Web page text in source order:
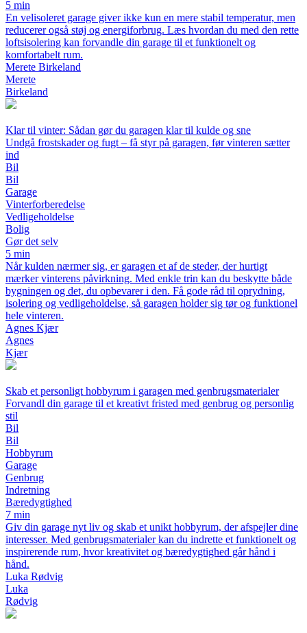
5 min
En velisoleret garage giver ikke kun en mere stabil temperatur, men
reducerer også støj og energiforbrug. Læs hvordan du med den rette
loftsisolering kan forvandle din garage til et funktionelt og
komfortabelt rum.
Merete Birkeland
Merete
Birkeland
Klar til vinter: Sådan gør du garagen klar til kulde og sne
Undgå frostskader og fugt – få styr på garagen, før vinteren sætter
ind
Bil
Bil
Garage
Vinterforberedelse
Vedligeholdelse
Bolig
Gør det selv
5 min
Når kulden nærmer sig, er garagen et af de steder, der hurtigt
mærker vinterens påvirkning. Med enkle trin kan du beskytte både
bygningen og det, du opbevarer i den. Få gode råd til oprydning,
isolering og vedligeholdelse, så garagen holder sig tør og funktionel
hele vinteren.
Agnes Kjær
Agnes
Kjær
Skab et personligt hobbyrum i garagen med genbrugsmaterialer
Forvandl din garage til et kreativt fristed med genbrug og personlig
stil
Bil
Bil
Hobbyrum
Garage
Genbrug
Indretning
Bæredygtighed
7 min
Giv din garage nyt liv og skab et unikt hobbyrum, der afspejler dine
interesser. Med genbrugsmaterialer kan du indrette et funktionelt og
inspirerende rum, hvor kreativitet og bæredygtighed går hånd i
hånd.
Luka Rødvig
Luka
Rødvig